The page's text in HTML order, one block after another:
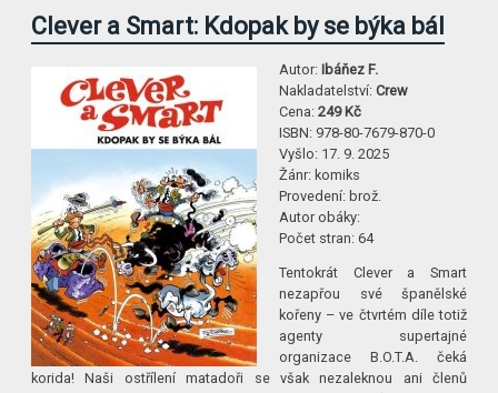
Clever a Smart: Kdopak by se býka bál
Autor:Ibáňez F.
Nakladatelství:Crew
Cena:249 Kč
ISBN: 978-80-7679-870-0
Vyšlo: 17. 9. 2025
Žánr:komiks
Provedení:brož.
Autor obáky:
Počet stran:64
Tentokrát Clever a Smart
nezapřou své španělské
kořeny – ve čtvrtém díle totiž
agenty supertajné
organizace B.O.T.A. čeká
korida! Naši ostřílení matadoři se však nezaleknou ani členů